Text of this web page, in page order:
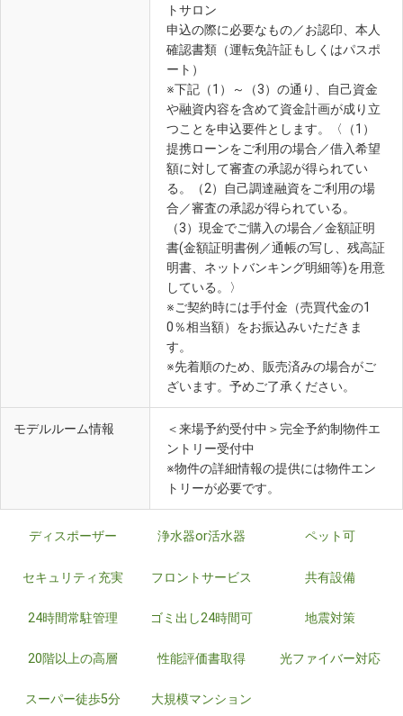
トサロン
申込の際に必要なもの／お認印、本人
確認書類（運転免許証もしくはパスポ
ート）
※下記（1）～（3）の通り、自己資金
や融資内容を含めて資金計画が成り立
つことを申込要件とします。〈（1）
提携ローンをご利用の場合／借入希望
額に対して審査の承認が得られてい
る。（2）自己調達融資をご利用の場
合／審査の承認が得られている。
（3）現金でご購入の場合／金額証明
書(金額証明書例／通帳の写し、残高証
明書、ネットバンキング明細等)を用意
している。〉
※ご契約時には手付金（売買代金の1
0％相当額）をお振込みいただきま
す。
※先着順のため、販売済みの場合がご
ざいます。予めご了承ください。
モデルルーム情報
＜来場予約受付中＞完全予約制物件エ
ントリー受付中
※物件の詳細情報の提供には物件エン
トリーが必要です。
ディスポーザー 浄水器or活水器 ペット可
セキュリティ充実 フロントサービス 共有設備
24時間常駐管理 ゴミ出し24時間可 地震対策
20階以上の高層 性能評価書取得 光ファイバー対応
スーパー徒歩5分 大規模マンション